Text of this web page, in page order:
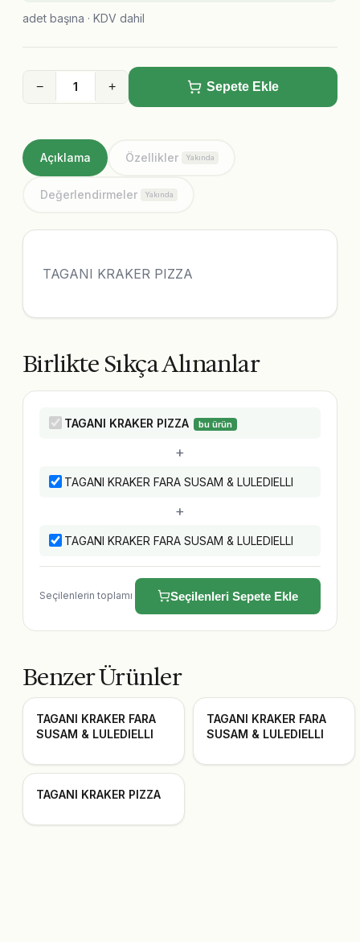
adet başına · KDV dahil
− + Sepete Ekle
Açıklama Özellikler Yakında
Değerlendirmeler Yakında
TAGANI KRAKER PIZZA
Birlikte Sıkça Alınanlar
TAGANI KRAKER PIZZA bu ürün
+
TAGANI KRAKER FARA SUSAM & LULEDIELLI
+
TAGANI KRAKER FARA SUSAM & LULEDIELLI
Seçilenlerin toplamı Seçilenleri Sepete Ekle
Benzer Ürünler
TAGANI KRAKER FARA
SUSAM & LULEDIELLI
TAGANI KRAKER FARA
SUSAM & LULEDIELLI
TAGANI KRAKER PIZZA